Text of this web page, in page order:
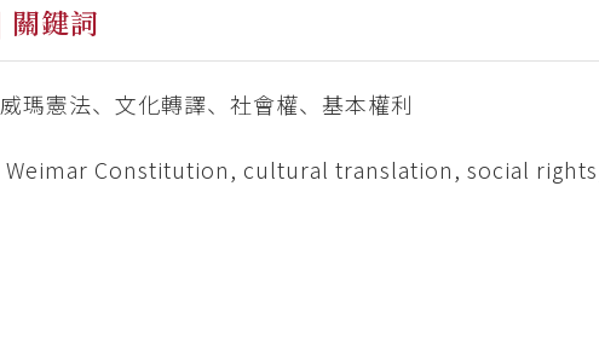
關鍵詞
威瑪憲法、文化轉譯、社會權、基本權利
Weimar Constitution, cultural translation, social